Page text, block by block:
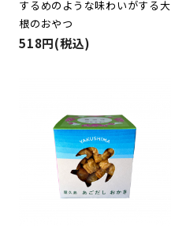
するめのような味わいがする大
根のおやつ
518円(税込)